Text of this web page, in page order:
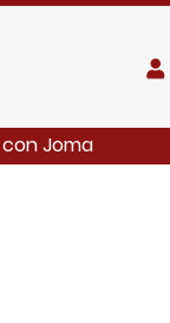
con Joma